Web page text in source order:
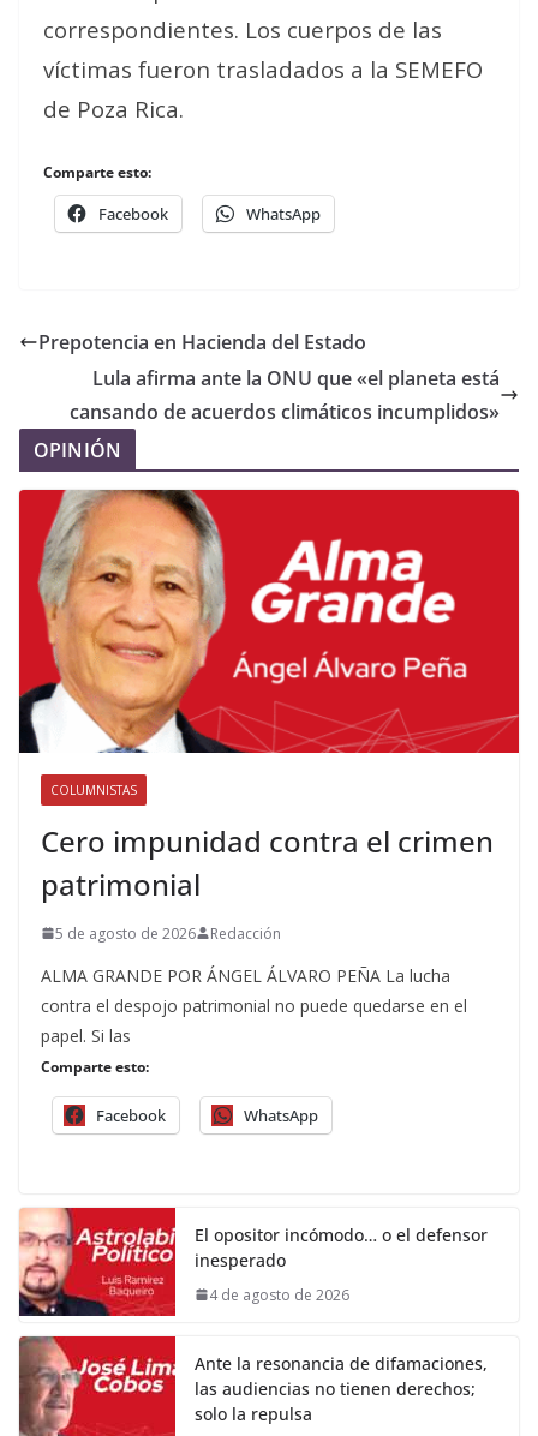
correspondientes. Los cuerpos de las
víctimas fueron trasladados a la SEMEFO
de Poza Rica.
Comparte esto:
Facebook WhatsApp
Prepotencia en Hacienda del Estado
Lula afirma ante la ONU que «el planeta está
cansando de acuerdos climáticos incumplidos»
OPINIÓN
COLUMNISTAS
Cero impunidad contra el crimen
patrimonial
5 de agosto de 2026 Redacción
ALMA GRANDE POR ÁNGEL ÁLVARO PEÑA La lucha
contra el despojo patrimonial no puede quedarse en el
papel. Si las
Comparte esto:
Facebook WhatsApp
El opositor incómodo… o el defensor
inesperado
4 de agosto de 2026
Ante la resonancia de difamaciones,
las audiencias no tienen derechos;
solo la repulsa